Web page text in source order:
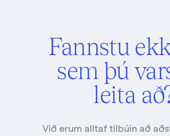
Fannstu
sem þú
leita
Við erum alltaf tilbúin að